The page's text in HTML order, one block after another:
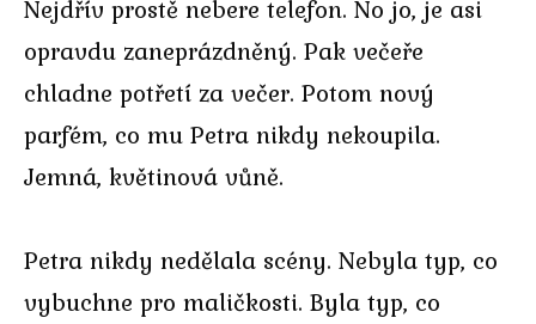
Nejdřív prostě nebere telefon. No jo, je asi
opravdu zaneprázdněný. Pak večeře
chladne potřetí za večer. Potom nový
parfém, co mu Petra nikdy nekoupila.
Jemná, květinová vůně.
Petra nikdy nedělala scény. Nebyla typ, co
vybuchne pro maličkosti. Byla typ, co